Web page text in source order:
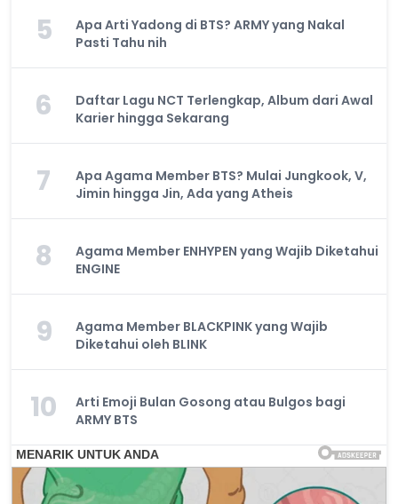
5
Apa Arti Yadong di BTS? ARMY yang Nakal
Pasti Tahu nih
6
Daftar Lagu NCT Terlengkap, Album dari Awal
Karier hingga Sekarang
7
Apa Agama Member BTS? Mulai Jungkook, V,
Jimin hingga Jin, Ada yang Atheis
8
Agama Member ENHYPEN yang Wajib Diketahui
ENGINE
9
Agama Member BLACKPINK yang Wajib
Diketahui oleh BLINK
10
Arti Emoji Bulan Gosong atau Bulgos bagi
ARMY BTS